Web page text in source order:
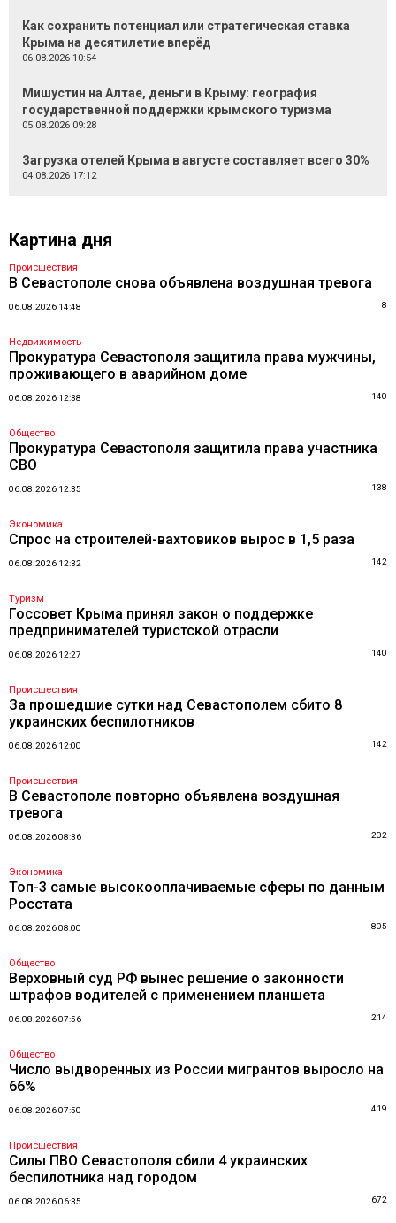
Как сохранить потенциал или стратегическая ставка
Крыма на десятилетие вперёд
06.08.2026 10:54
Мишустин на Алтае, деньги в Крыму: география
государственной поддержки крымского туризма
05.08.2026 09:28
Загрузка отелей Крыма в августе составляет всего 30%
04.08.2026 17:12
Картина дня
Происшествия
В Севастополе снова объявлена воздушная тревога
06.08.2026 14:48 8
Недвижимость
Прокуратура Севастополя защитила права мужчины,
проживающего в аварийном доме
06.08.2026 12:38 140
Общество
Прокуратура Севастополя защитила права участника
СВО
06.08.2026 12:35 138
Экономика
Спрос на строителей-вахтовиков вырос в 1,5 раза
06.08.2026 12:32 142
Туризм
Госсовет Крыма принял закон о поддержке
предпринимателей туристской отрасли
06.08.2026 12:27 140
Происшествия
За прошедшие сутки над Севастополем сбито 8
украинских беспилотников
06.08.2026 12:00 142
Происшествия
В Севастополе повторно объявлена воздушная
тревога
06.08.2026 08:36 202
Экономика
Топ-3 самые высокооплачиваемые сферы по данным
Росстата
06.08.2026 08:00 805
Общество
Верховный суд РФ вынес решение о законности
штрафов водителей с применением планшета
06.08.2026 07:56 214
Общество
Число выдворенных из России мигрантов выросло на
66%
06.08.2026 07:50 419
Происшествия
Силы ПВО Севастополя сбили 4 украинских
беспилотника над городом
06.08.2026 06:35 672